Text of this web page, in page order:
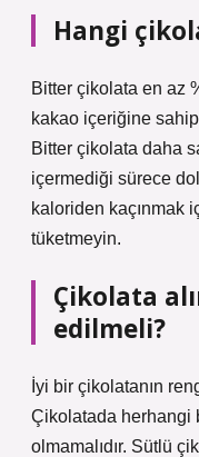
Hangi
Bitter çikolata en az
kakao içeriğine
Bitter çikolata daha
içermediği sürece
kaloriden kaçınmak
tüketmeyin.
Çikolata
edilmeli?
İyi bir çikolatanın
Çikolatada herhangi
olmamalıdır. Sütlü